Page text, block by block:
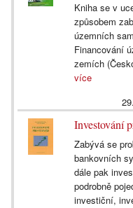
Kniha se v
způsobem
územních
Financování
zemích
více
Investování
Zabývá se
bankovních
dále pak
podrobně
investiční,